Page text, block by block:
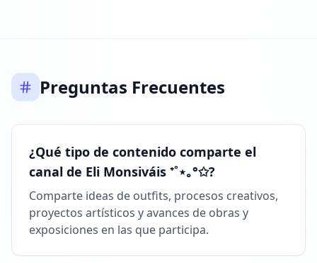
Preguntas Frecuentes
¿Qué tipo de contenido comparte el
canal de Eli Monsiváis ⁺˚⋆｡°✩?
Comparte ideas de outfits, procesos creativos,
proyectos artísticos y avances de obras y
exposiciones en las que participa.